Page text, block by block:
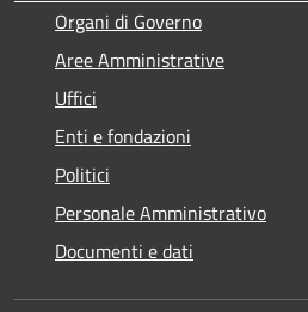
Organi di Governo
Aree Amministrative
Uffici
Enti e fondazioni
Politici
Personale Amministrativo
Documenti e dati